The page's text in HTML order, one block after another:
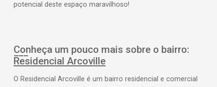
potencial deste espaço maravilhoso!
Conheça um pouco mais sobre o bairro:
Residencial Arcoville
O Residencial Arcoville é um bairro residencial e comercial